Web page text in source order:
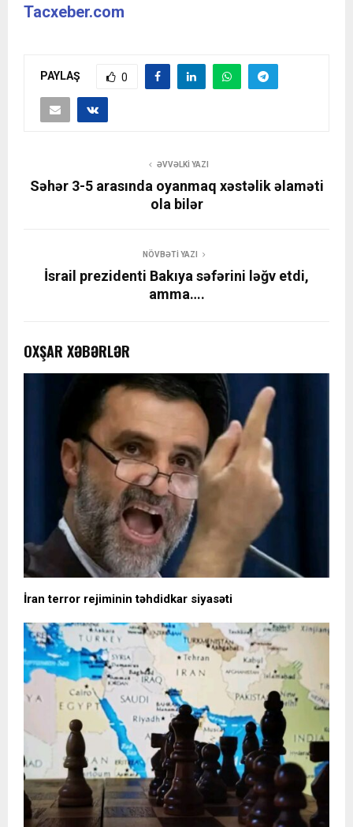
Tacxeber.com
PAYLAŞ 0
ƏVVƏLKI YAZI
Səhər 3-5 arasında oyanmaq xəstəlik əlaməti
ola bilər
NÖVBƏTI YAZI
İsrail prezidenti Bakıya səfərini ləğv etdi,
amma….
OXŞAR XƏBƏRLƏR
İran terror rejiminin təhdidkar siyasəti